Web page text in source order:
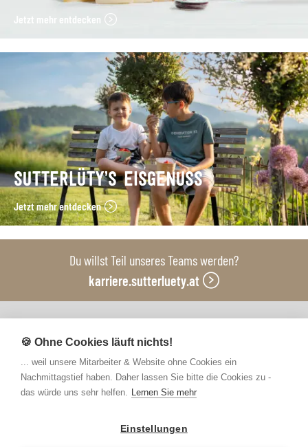
Jetzt mehr entdecken
SUTTERLÜTY’S EISGENUSS
Jetzt mehr entdecken
Du willst Teil unseres Teams werden?
karriere.sutterluety.at
Unsere Produktionsbetriebe
Newsletter abonnieren
🍪 Ohne Cookies läuft nichts!
... weil unsere Mitarbeiter & Website ohne Cookies ein
Nachmittagstief haben. Daher lassen Sie bitte die Cookies zu -
das würde uns sehr helfen. Lernen Sie mehr
Einstellungen